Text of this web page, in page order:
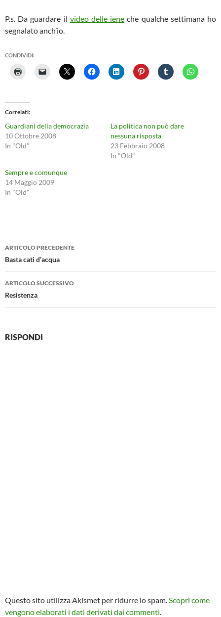
P.s. Da guardare il video delle iene che qualche settimana ho
segnalato anch’io.
CONDIVIDI:
Correlati
Guardiani della democrazia
10 Ottobre 2008
In "Old"
La politica non può dare
nessuna risposta
23 Febbraio 2008
In "Old"
Sempre e comunque
14 Maggio 2009
In "Old"
Navigazione
articolo
ARTICOLO PRECEDENTE
Basta cati d’acqua
ARTICOLO SUCCESSIVO
Resistenza
RISPONDI
Questo sito utilizza Akismet per ridurre lo spam.Scopri come
vengono elaborati i dati derivati dai commenti.